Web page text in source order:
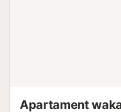
Apartament